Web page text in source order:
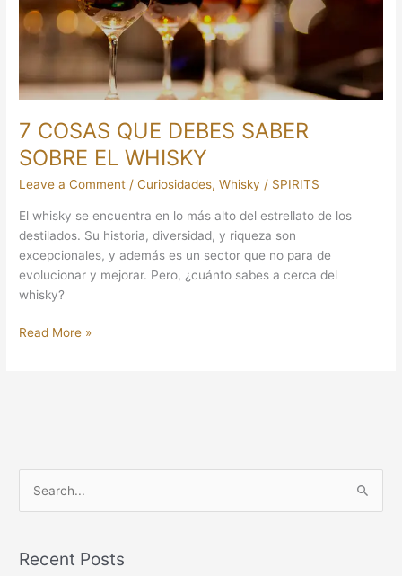
7 COSAS QUE DEBES SABER
SOBRE EL WHISKY
Leave a Comment /Curiosidades,Whisky / SPIRITS
El whisky se encuentra en lo más alto del estrellato de los
destilados. Su historia, diversidad, y riqueza son
excepcionales, y además es un sector que no para de
evolucionar y mejorar. Pero, ¿cuánto sabes a cerca del
whisky?
SOBRE
EL
WHISKY
Read More »
rRecent Posts